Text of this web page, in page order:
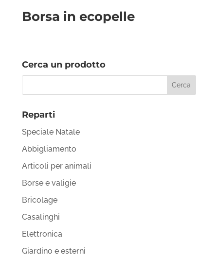
Borsa in ecopelle
Cerca un prodotto
Reparti
Speciale Natale
Abbigliamento
Articoli per animali
Borse e valigie
Bricolage
Casalinghi
Elettronica
Giardino e esterni